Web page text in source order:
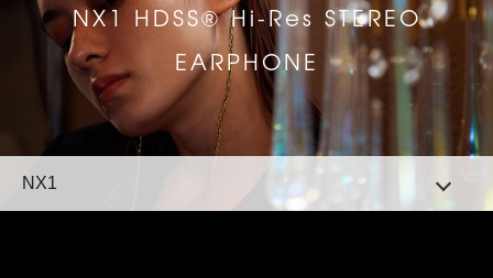
NX1 HDSS® Hi-Res STEREO
EARPHONE
NX1